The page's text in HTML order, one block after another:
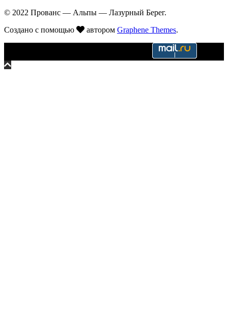
© 2022 Прованс — Альпы — Лазурный Берег.
Создано с помощью
автором Graphene Themes.